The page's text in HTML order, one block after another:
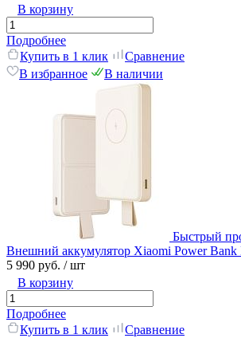
В корзину
Подробнее
Купить в 1 клик
Сравнение
В избранное
В наличии
Быстрый
Внешний аккумулятор Xiaomi Power Bank
5 990 руб. / шт
В корзину
Подробнее
Купить в 1 клик
Сравнение